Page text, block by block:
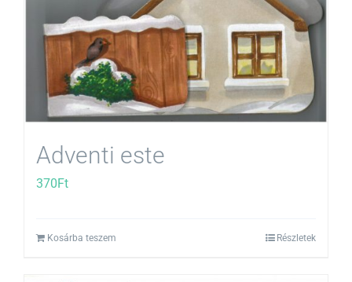
Adventi este
370Ft
Kosárba teszem Részletek